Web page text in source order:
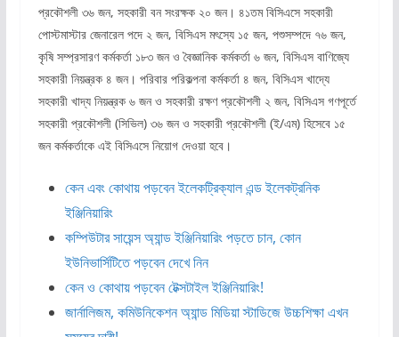
প্রকৌশলী ৩৬ জন, সহকারী বন সংরক্ষক ২০ জন। ৪১তম বিসিএসে সহকারী
পোস্টমাস্টার জেনারেল পদে ২ জন, বিসিএস মৎস্যে ১৫ জন, পশুসম্পদে ৭৬ জন,
কৃষি সম্প্রসারণ কর্মকর্তা ১৮৩ জন ও বৈজ্ঞানিক কর্মকর্তা ৬ জন, বিসিএস বাণিজ্যে
সহকারী নিয়ন্ত্রক ৪ জন। পরিবার পরিকল্পনা কর্মকর্তা ৪ জন, বিসিএস খাদ্যে
সহকারী খাদ্য নিয়ন্ত্রক ৬ জন ও সহকারী রক্ষণ প্রকৌশলী ২ জন, বিসিএস গণপূর্তে
সহকারী প্রকৌশলী (সিভিল) ৩৬ জন ও সহকারী প্রকৌশলী (ই/এম) হিসেবে ১৫
জন কর্মকর্তাকে এই বিসিএসে নিয়োগ দেওয়া হবে।
কেন এবং কোথায় পড়বেন ইলেকট্রিক্যাল এন্ড ইলেকট্রনিক
ইঞ্জিনিয়ারিং
কম্পিউটার সায়েন্স অ্যান্ড ইঞ্জিনিয়ারিং পড়তে চান, কোন
ইউনিভার্সিটিতে পড়বেন দেখে নিন
কেন ও কোথায় পড়বেন টেক্সটাইল ইঞ্জিনিয়ারিং!
জার্নালিজম, কমিউনিকেশন অ্যান্ড মিডিয়া স্টাডিজে উচ্চশিক্ষা এখন